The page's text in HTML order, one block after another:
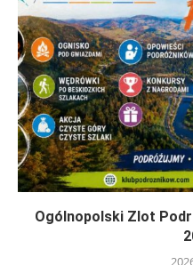
Ogólnopolski Zlot